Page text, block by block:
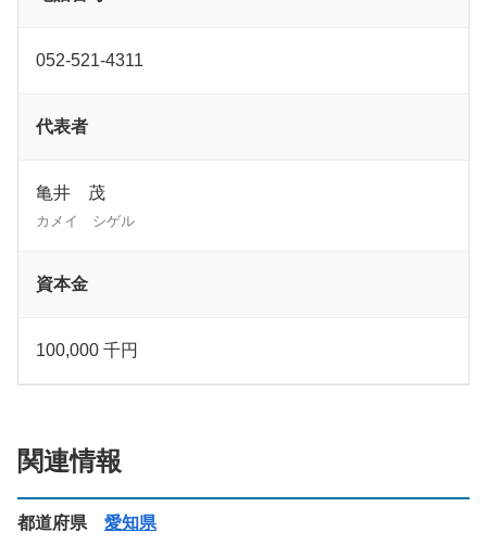
052-521-4311
代表者
亀井 茂
カメイ シゲル
資本金
100,000 千円
関連情報
都道府県 愛知県